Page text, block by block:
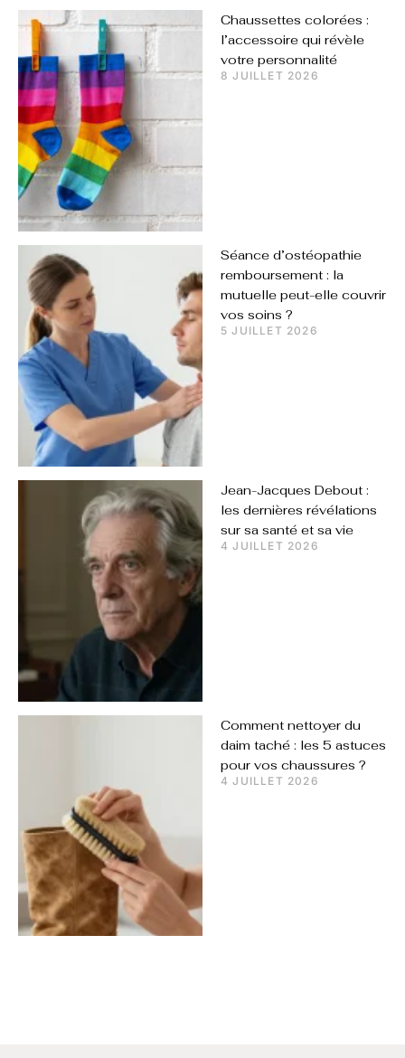
Chaussettes colorées :
l’accessoire qui révèle
votre personnalité
8 JUILLET 2026
Séance d’ostéopathie
remboursement : la
mutuelle peut-elle couvrir
vos soins ?
5 JUILLET 2026
Jean-Jacques Debout :
les dernières révélations
sur sa santé et sa vie
4 JUILLET 2026
Comment nettoyer du
daim taché : les 5 astuces
pour vos chaussures ?
4 JUILLET 2026